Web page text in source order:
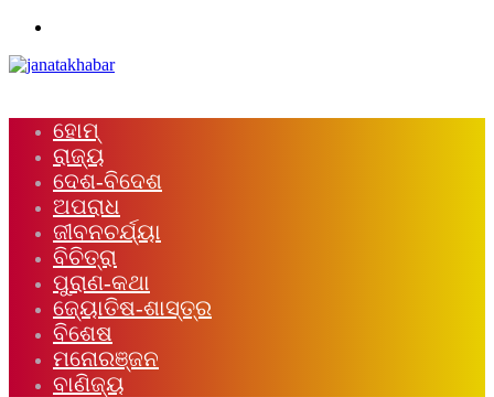
ହୋମ୍
ରାଜ୍ୟ
ଦେଶ-ବିଦେଶ
ଅପରାଧ
ଜୀବନଚର୍ଯ୍ୟା
ବିଚିତ୍ରା
ପୁରାଣ-କଥା
ଜ୍ୟୋତିଷ-ଶାସ୍ତ୍ର
ବିଶେଷ
ମନୋରଞ୍ଜନ
ବାଣିଜ୍ୟ